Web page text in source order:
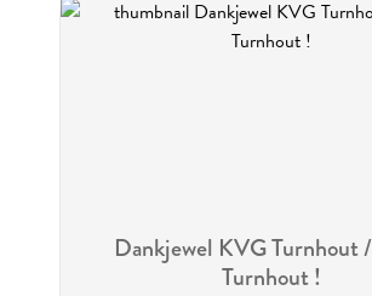
Dankjewel KVG Turnhout
Turnhout !